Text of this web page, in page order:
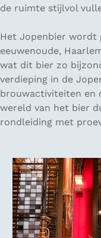
de ruimte stijlvol
Het Jopenbier wordt
eeuwenoude,
wat dit bier zo
verdieping in de
brouwactiviteiten en
wereld van het bier
rondleiding met